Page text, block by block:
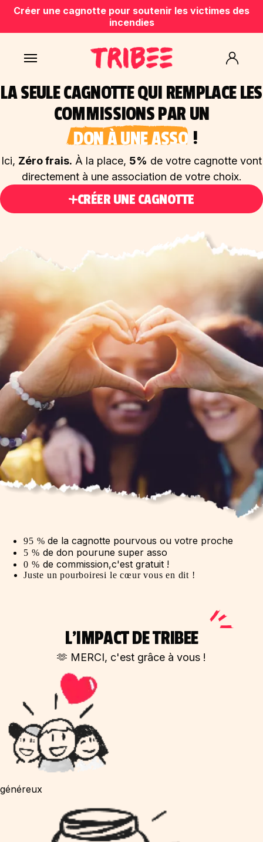
Créer une cagnotte pour soutenir les victimes des
incendies
LA SEULE CAGNOTTE QUI REMPLACE LES
COMMISSIONS PAR UN
DON À UNE ASSO !
Ici, Zéro frais. À la place, 5% de votre cagnotte vont
directement à une association de votre choix.
CRÉER UNE CAGNOTTE
95 % de la cagnotte pourvous ou votre proche
5 % de don pourune super asso
0 % de commission,c'est gratuit !
Juste un pourboiresi le cœur vous en dit !
L'IMPACT DE TRIBEE
🫶 MERCI, c'est grâce à vous !
généreux